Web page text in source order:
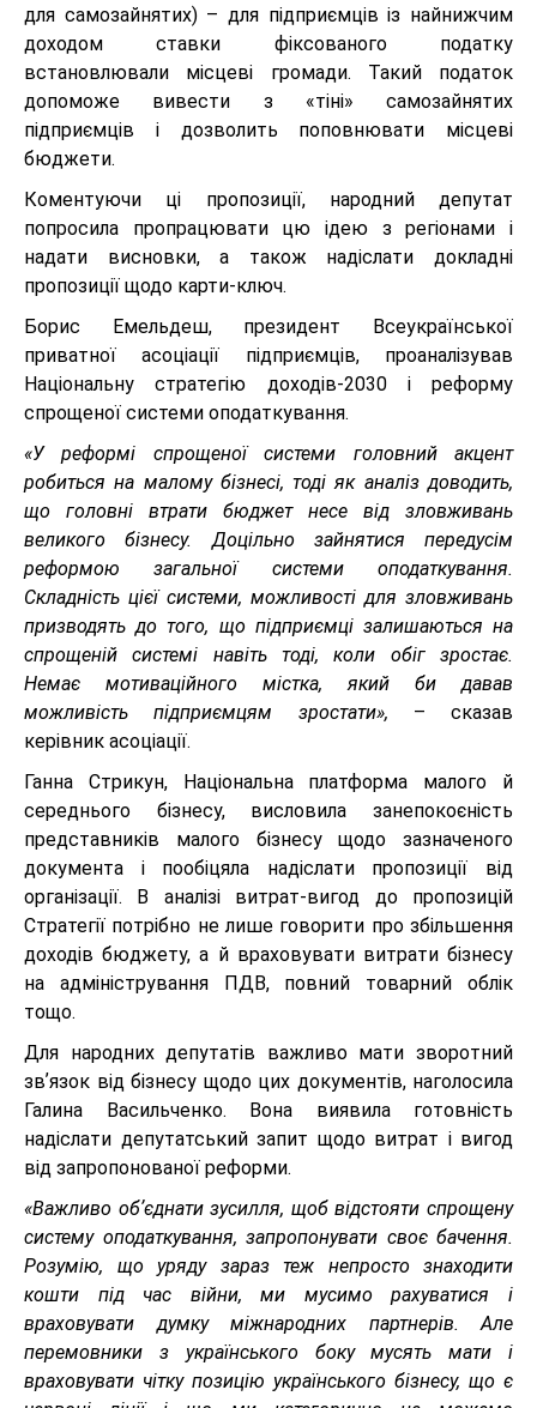
для самозайнятих) – для підприємців із найнижчим
доходом ставки фіксованого податку
встановлювали місцеві громади. Такий податок
допоможе вивести з «тіні» самозайнятих
підприємців і дозволить поповнювати місцеві
бюджети.
Коментуючи ці пропозиції, народний депутат
попросила пропрацювати цю ідею з регіонами і
надати висновки, а також надіслати докладні
пропозиції щодо карти-ключ.
Борис Емельдеш, президент Всеукраїнської
приватної асоціації підприємців, проаналізував
Національну стратегію доходів-2030 і реформу
спрощеної системи оподаткування.
«У реформі спрощеної системи головний акцент
робиться на малому бізнесі, тоді як аналіз доводить,
що головні втрати бюджет несе від зловживань
великого бізнесу. Доцільно зайнятися передусім
реформою загальної системи оподаткування.
Складність цієї системи, можливості для зловживань
призводять до того, що підприємці залишаються на
спрощеній системі навіть тоді, коли обіг зростає.
Немає мотиваційного містка, який би давав
можливість підприємцям зростати», – сказав
керівник асоціації.
Ганна Стрикун, Національна платформа малого й
середнього бізнесу, висловила занепокоєність
представників малого бізнесу щодо зазначеного
документа і пообіцяла надіслати пропозиції від
організації. В аналізі витрат-вигод до пропозицій
Стратегії потрібно не лише говорити про збільшення
доходів бюджету, а й враховувати витрати бізнесу
на адміністрування ПДВ, повний товарний облік
тощо.
Для народних депутатів важливо мати зворотний
звʼязок від бізнесу щодо цих документів, наголосила
Галина Васильченко. Вона виявила готовність
надіслати депутатський запит щодо витрат і вигод
від запропонованої реформи.
«Важливо обʼєднати зусилля, щоб відстояти спрощену
систему оподаткування, запропонувати своє бачення.
Розумію, що уряду зараз теж непросто знаходити
кошти під час війни, ми мусимо рахуватися і
враховувати думку міжнародних партнерів. Але
перемовники з українського боку мусять мати і
враховувати чітку позицію українського бізнесу, що є